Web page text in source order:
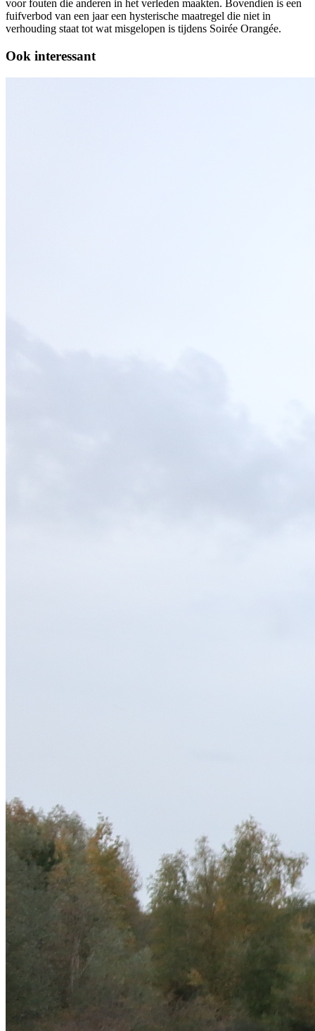
voor fouten die anderen in het verleden maakten. Bovendien is een
fuifverbod van een jaar een hysterische maatregel die niet in
verhouding staat tot wat misgelopen is tijdens Soirée Orangée.
Ook interessant